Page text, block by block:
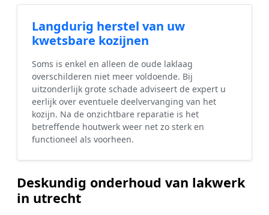
Langdurig herstel van uw
kwetsbare kozijnen
Soms is enkel en alleen de oude laklaag
overschilderen niet meer voldoende. Bij
uitzonderlijk grote schade adviseert de expert u
eerlijk over eventuele deelvervanging van het
kozijn. Na de onzichtbare reparatie is het
betreffende houtwerk weer net zo sterk en
functioneel als voorheen.
Deskundig onderhoud van lakwerk
in utrecht